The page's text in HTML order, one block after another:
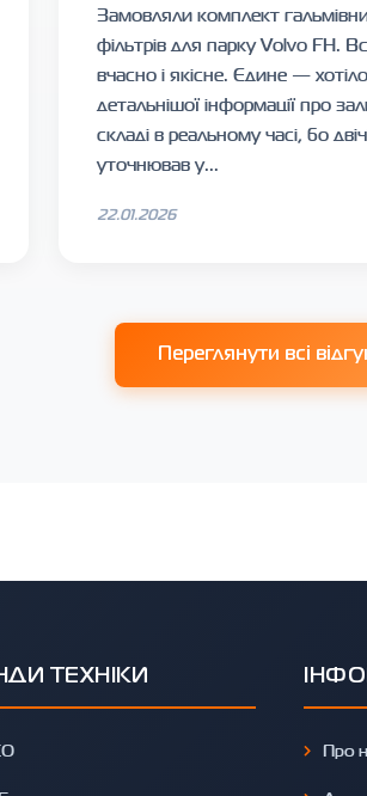
Замовляли комплект
фільтрів для парку Volvo FH.
вчасно і якісне. Єдине —
детальнішої інформації про
складі в реальному часі, бо
уточнював у...
22.01.2026
Переглянути всі
ТЕХНІКИ
Про